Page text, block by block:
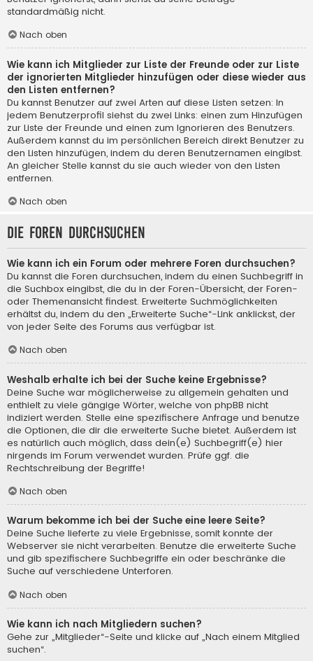
standardmäßig nicht.
Nach oben
Wie kann ich Mitglieder zur Liste der Freunde oder zur Liste
der ignorierten Mitglieder hinzufügen oder diese wieder aus
den Listen entfernen?
Du kannst Benutzer auf zwei Arten auf diese Listen setzen: In
jedem Benutzerprofil siehst du zwei Links: einen zum Hinzufügen
zur Liste der Freunde und einen zum Ignorieren des Benutzers.
Außerdem kannst du im persönlichen Bereich direkt Benutzer zu
den Listen hinzufügen, indem du deren Benutzernamen eingibst.
An gleicher Stelle kannst du sie auch wieder von den Listen
entfernen.
Nach oben
Die Foren durchsuchen
Wie kann ich ein Forum oder mehrere Foren durchsuchen?
Du kannst die Foren durchsuchen, indem du einen Suchbegriff in
die Suchbox eingibst, die du in der Foren-Übersicht, der Foren-
oder Themenansicht findest. Erweiterte Suchmöglichkeiten
erhältst du, indem du den „Erweiterte Suche“-Link anklickst, der
von jeder Seite des Forums aus verfügbar ist.
Nach oben
Weshalb erhalte ich bei der Suche keine Ergebnisse?
Deine Suche war möglicherweise zu allgemein gehalten und
enthielt zu viele gängige Wörter, welche von phpBB nicht
indiziert werden. Stelle eine spezifischere Anfrage und benutze
die Optionen, die dir die erweiterte Suche bietet. Außerdem ist
es natürlich auch möglich, dass dein(e) Suchbegriff(e) hier
nirgends im Forum verwendet wurden. Prüfe ggf. die
Rechtschreibung der Begriffe!
Nach oben
Warum bekomme ich bei der Suche eine leere Seite?
Deine Suche lieferte zu viele Ergebnisse, somit konnte der
Webserver sie nicht verarbeiten. Benutze die erweiterte Suche
und gib spezifischere Suchbegriffe ein oder beschränke die
Suche auf verschiedene Unterforen.
Nach oben
Wie kann ich nach Mitgliedern suchen?
Gehe zur „Mitglieder“-Seite und klicke auf „Nach einem Mitglied
suchen“.